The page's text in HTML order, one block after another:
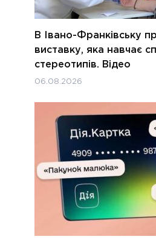
В Івано-Франківську
виставку, яка навчає
стереотипів. Відео
06.08.2026